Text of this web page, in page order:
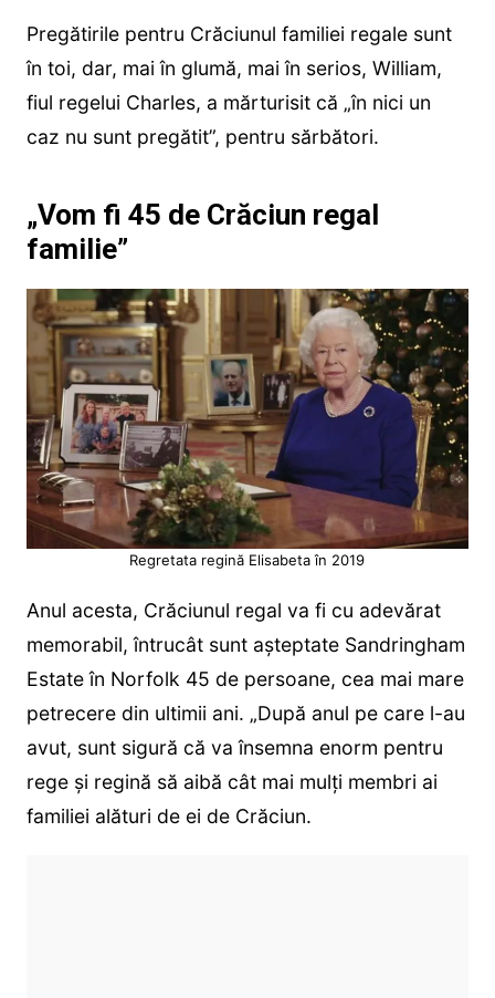
Pregătirile pentru Crăciunul familiei regale sunt
în toi, dar, mai în glumă, mai în serios, William,
fiul regelui Charles, a mărturisit că „în nici un
caz nu sunt pregătit”, pentru sărbători.
„Vom fi 45 de Crăciun regal
familie”
Regretata regină Elisabeta în 2019
Anul acesta, Crăciunul regal va fi cu adevărat
memorabil, întrucât sunt așteptate Sandringham
Estate în Norfolk 45 de persoane, cea mai mare
petrecere din ultimii ani. „După anul pe care l-au
avut, sunt sigură că va însemna enorm pentru
rege și regină să aibă cât mai mulți membri ai
familiei alături de ei de Crăciun.